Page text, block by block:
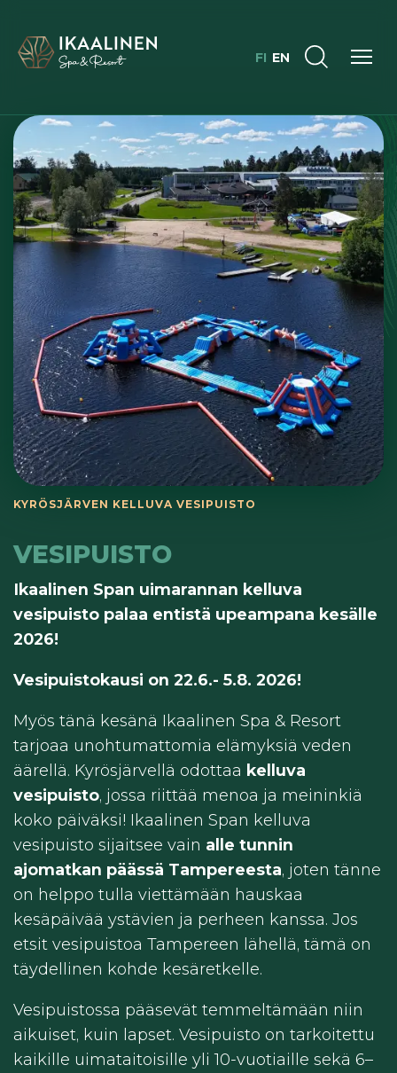
FI EN
KYRÖSJÄRVEN KELLUVA VESIPUISTO
VESIPUISTO
Ikaalinen Span uimarannan kelluva
vesipuisto palaa entistä upeampana kesälle
2026!
Vesipuistokausi on 22.6.- 5.8. 2026!
Myös tänä kesänä Ikaalinen Spa & Resort
tarjoaa unohtumattomia elämyksiä veden
äärellä. Kyrösjärvellä odottaa kelluva
vesipuisto, jossa riittää menoa ja meininkiä
koko päiväksi! Ikaalinen Span kelluva
vesipuisto sijaitsee vain alle tunnin
ajomatkan päässä Tampereesta, joten tänne
on helppo tulla viettämään hauskaa
kesäpäivää ystävien ja perheen kanssa. Jos
etsit vesipuistoa Tampereen lähellä, tämä on
täydellinen kohde kesäretkelle.
Vesipuistossa pääsevät temmeltämään niin
aikuiset, kuin lapset. Vesipuisto on tarkoitettu
kaikille uimataitoisille yli 10-vuotiaille sekä 6–